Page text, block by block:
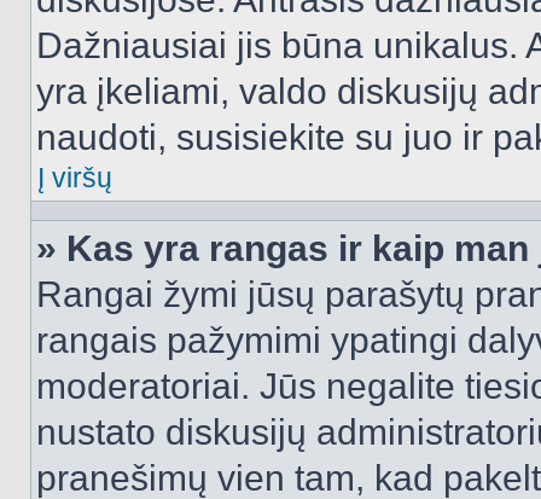
Dažniausiai jis būna unikalus.
yra įkeliami, valdo diskusijų
naudoti, susisiekite su juo ir
Į viršų
» Kas yra rangas ir kaip
Rangai žymi jūsų parašytų
rangais pažymimi ypatingi
moderatoriai. Jūs negalite
nustato diskusijų
pranešimų vien tam, kad